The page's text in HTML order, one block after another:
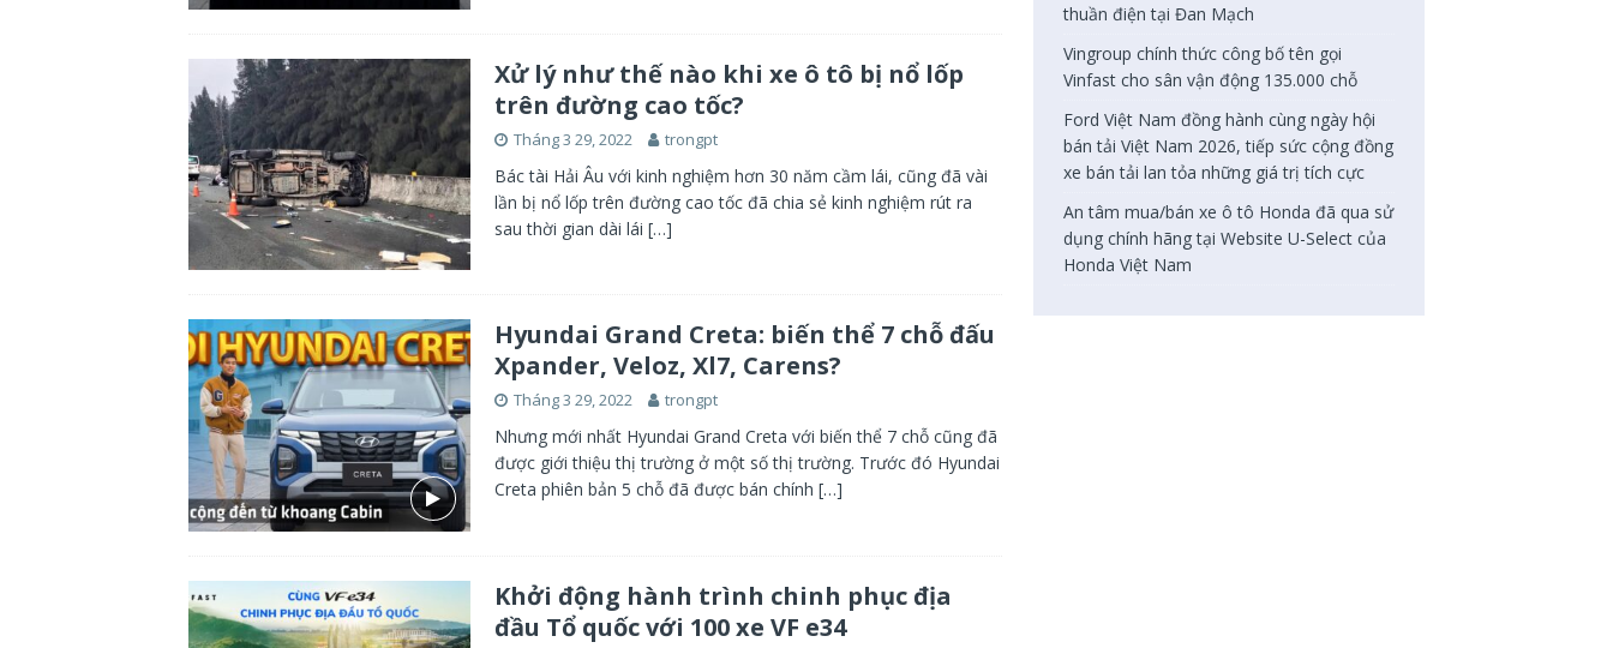
Xử lý như thế nào khi xe ô tô bị nổ lốp
trên đường cao tốc?
Tháng 3 29, 2022 trongpt
Bác tài Hải Âu với kinh nghiệm hơn 30 năm cầm lái, cũng đã vài
lần bị nổ lốp trên đường cao tốc đã chia sẻ kinh nghiệm rút ra
sau thời gian dài lái […]
Hyundai Grand Creta: biến thể 7 chỗ đấu
Xpander, Veloz, Xl7, Carens?
Tháng 3 29, 2022 trongpt
Nhưng mới nhất Hyundai Grand Creta với biến thể 7 chỗ cũng đã
được giới thiệu thị trường ở một số thị trường. Trước đó Hyundai
Creta phiên bản 5 chỗ đã được bán chính […]
Khởi động hành trình chinh phục địa
đầu Tổ quốc với 100 xe VF e34
thuần điện tại Đan Mạch
Vingroup chính thức công bố tên gọi
Vinfast cho sân vận động 135.000 chỗ
Ford Việt Nam đồng hành cùng ngày hội
bán tải Việt Nam 2026, tiếp sức cộng đồng
xe bán tải lan tỏa những giá trị tích cực
An tâm mua/bán xe ô tô Honda đã qua sử
dụng chính hãng tại Website U-Select của
Honda Việt Nam